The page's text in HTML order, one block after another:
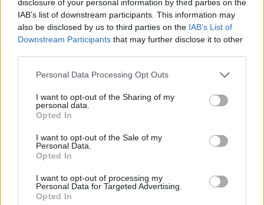
disclosure of your personal information by third parties on the
IAB’s list of downstream participants. This information may
also be disclosed by us to third parties on the IAB’s List of
Downstream Participants that may further disclose it to other
Personal Data Processing Opt Outs
I want to opt-out of the Sharing of my
personal data.
Opted In
I want to opt-out of the Sale of my
Personal Data.
Opted In
I want to opt-out of processing my
Personal Data for Targeted Advertising.
Opted In
εμποροϋπαλλήλων και ζητά
αυξήσεις μισθών και μείωση του
χρόνου εργασίας
Ολοκληρώθηκε η πλακόστρωση
Η παρέμβαση στην οδό Σοφού
Βενιαμίν – Μάρμαρο όπως
αναφέρει ο δήμαρχος Μυτιλήνης
Παναγιώτης Χριστόφας
ΔΡΑΣΕΙΣ
Η Λέσβος στη Διεθνή
Κατασκήνωση Νέων των